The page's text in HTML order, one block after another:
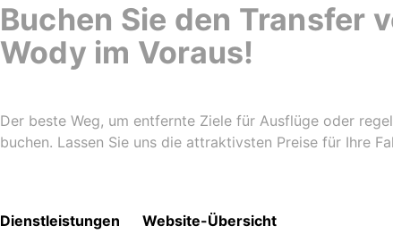
Buchen Sie den Transfer
Wody im Voraus!
Der beste Weg, um entfernte Ziele für Ausflüge oder
buchen. Lassen Sie uns die attraktivsten Preise für Ihre
Dienstleistungen Website-Übersicht